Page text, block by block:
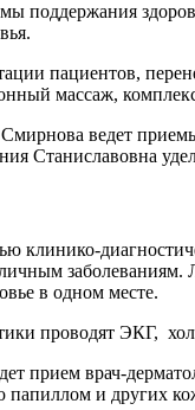
поддержания
пациентов,
массаж,
ведет
Станиславовна
клинико-
в одном месте.
проводят ЭКГ,
прием врач-
папиллом и других